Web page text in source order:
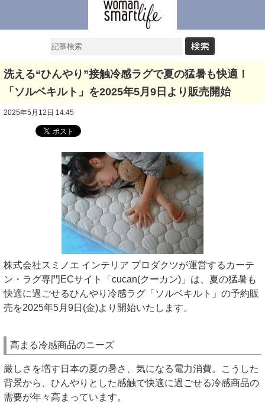
洗える“ひんやり”接触冷感ラグで夏の猛暑も快適！
「ソルベキルト」を2025年5月9日より販売開始
2025年5月12日 14:45
株式会社スミノエ インテリア プロダクツが運営するカーテ
ン・ラグ専門ECサイト「cucan(クーカン)」は、夏の猛暑も
快適に過ごせるひんやり冷感ラグ「ソルベキルト」の予約販
売を2025年5月9日(金)より開始いたします。
高まる冷感商品のニーズ
厳しさを増す日本の夏の暑さ、気になる電力消費。こうした
背景から、ひんやりとした感触で快適に過ごせる冷感商品の
需要が年々高まっています。